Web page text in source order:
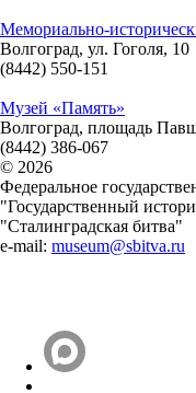
Мемориально-
Волгоград, ул. Гоголя, 10
(8442) 550-151
Музей «Память»
Волгоград, площадь
(8442) 386-067
© 2026
Федеральное
"Государственный
"Сталинградская битва"
e-mail: museum@sbitva.ru